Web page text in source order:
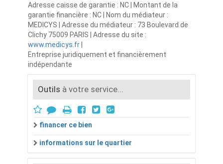
Adresse caisse de garantie : NC | Montant de la
garantie financière : NC | Nom du médiateur :
MEDICYS | Adresse du médiateur : 73 Boulevard de
Clichy 75009 PARIS | Adresse du site :
www.medicys.fr
Entreprise juridiquement et financièrement
indépendante
Outils à votre service...
financer ce bien
informations sur le quartier